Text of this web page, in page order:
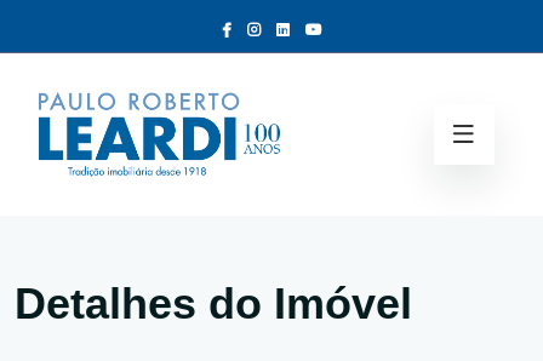
Detalhes do Imóvel